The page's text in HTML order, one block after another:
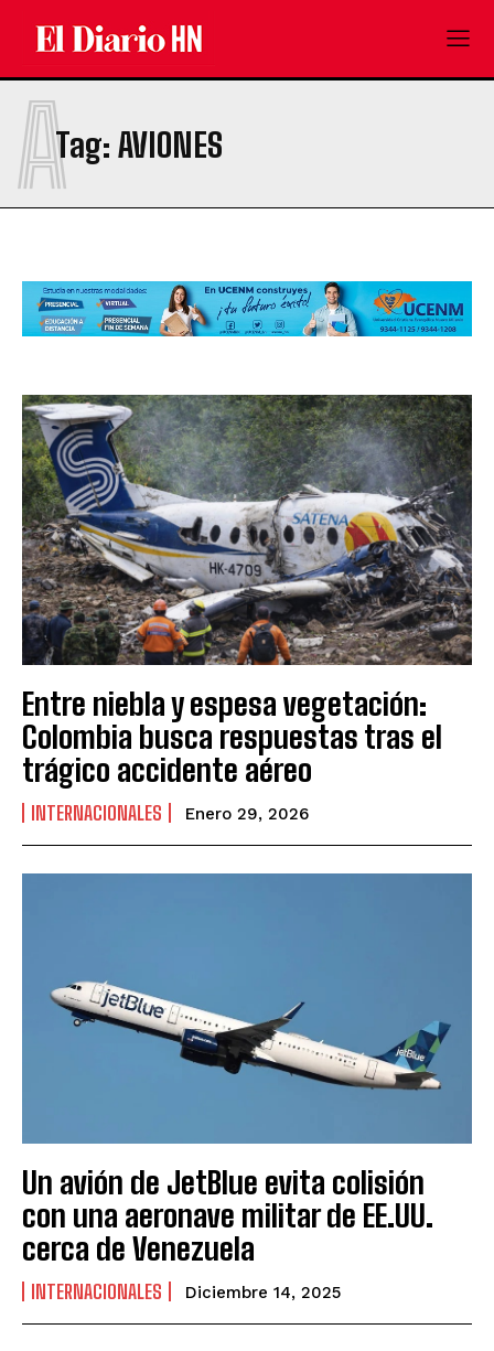
Tag: AVIONES
A
Entre niebla y espesa vegetación:
Colombia busca respuestas tras el
trágico accidente aéreo
INTERNACIONALES Enero 29, 2026
Un avión de JetBlue evita colisión
con una aeronave militar de EE.UU.
cerca de Venezuela
INTERNACIONALES Diciembre 14, 2025